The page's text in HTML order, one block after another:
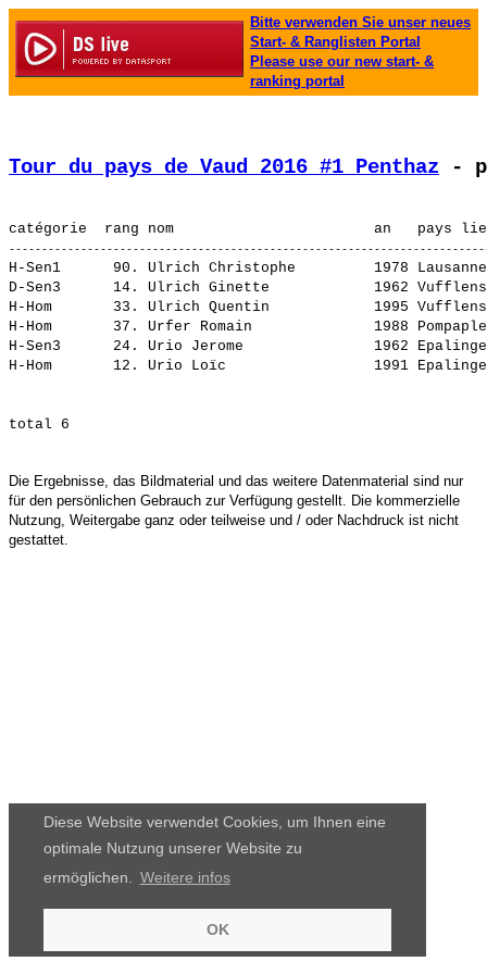
Diese Website verwendet Cookies, um Ihnen eine
optimale Nutzung unserer Website zu
ermöglichen.
Weitere infos
OK
Bitte verwenden Sie unser neues
Start- & Ranglisten Portal
Please use our new start- &
ranking portal
Tour du pays de Vaud 2016 #1 Penthaz -
H-Sen1      90. Ulrich Christophe
1978
D-Sen3      14. Ulrich Ginette
1962
H-Hom       33. Ulrich Quentin
1995
H-Hom       37. Urfer Romain
1988
H-Sen3      24. Urio Jerome
1962
H-Hom       12. Urio Loïc
Die Ergebnisse, das Bildmaterial und das weitere Datenmaterial sind nur
für den persönlichen Gebrauch zur Verfügung gestellt. Die kommerzielle
Nutzung, Weitergabe ganz oder teilweise und / oder Nachdruck ist nicht
gestattet.